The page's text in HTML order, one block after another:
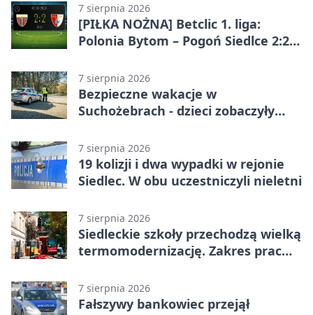
7 sierpnia 2026
[PIŁKA NOŻNA] Betclic 1. liga:
Polonia Bytom – Pogoń Siedlce 2:2.
emocjonującej końcówce
7 sierpnia 2026
Bezpieczne wakacje w
Suchożebrach - dzieci zobaczyły
7 sierpnia 2026
19 kolizji i dwa wypadki w rejonie
Siedlec. W obu uczestniczyli nieletni
7 sierpnia 2026
Siedleckie szkoły przechodzą wielką
termomodernizację. Zakres prac
7 sierpnia 2026
Fałszywy bankowiec przejął